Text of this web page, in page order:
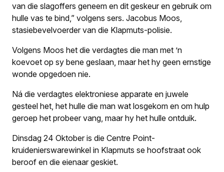
van die slagoffers geneem en dit geskeur en gebruik om
hulle vas te bind,” volgens sers. Jacobus Moos,
stasiebevelvoerder van die Klapmuts-polisie.
Volgens Moos het die verdagtes die man met ’n
koevoet op sy bene geslaan, maar het hy geen ernstige
wonde opgedoen nie.
Ná die verdagtes elektroniese apparate en juwele
gesteel het, het hulle die man wat losgekom en om hulp
geroep het probeer vang, maar hy het hulle ontduik.
Dinsdag 24 Oktober is die Centre Point-
kruidenierswarewinkel in Klapmuts se hoofstraat ook
beroof en die eienaar geskiet.